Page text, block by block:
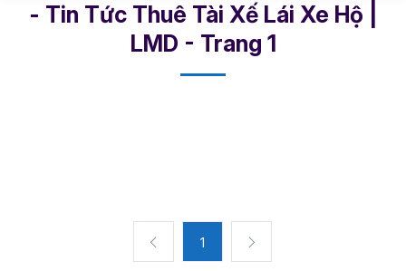
- Tin Tức Thuê Tài Xế Lái Xe Hộ |
LMD - Trang 1​
1